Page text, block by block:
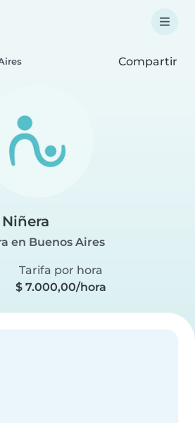
Compartir
Niñera
en Buenos Aires
Tarifa por hora
$ 7.000,00/hora